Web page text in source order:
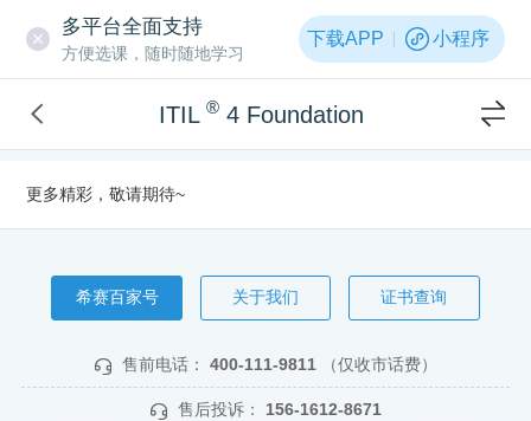
多平台全面支持
方便选课，随时随地学习
下载APP 小程序
ITIL® 4 Foundation
更多精彩，敬请期待~
希赛百家号 关于我们 证书查询
售前电话： 400-111-9811 （仅收市话费）
售后投诉： 156-1612-8671